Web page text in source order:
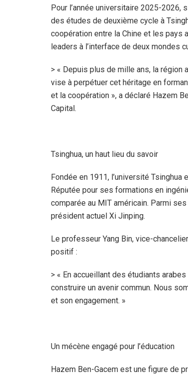
Pour l’année universitaire 2025-
des études de deuxième cycle à
coopération entre la Chine et les pays
leaders à l’interface de deux mondes
> « Depuis plus de mille ans, la région
vise à perpétuer cet héritage en
et la coopération », a déclaré Hazem
Capital.
Tsinghua, un haut lieu du savoir
Fondée en 1911, l’université Tsinghua
Réputée pour ses formations en
comparée au MIT américain. Parmi
président actuel Xi Jinping.
Le professeur Yang Bin, vice-
positif :
> « En accueillant des étudiants
construire un avenir commun. Nous
et son engagement. »
Un mécène engagé pour l’éducation
Hazem Ben-Gacem est une figure de